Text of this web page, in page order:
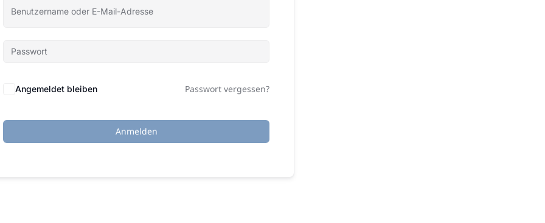
Angemeldet bleiben Passwort vergessen?
Anmelden